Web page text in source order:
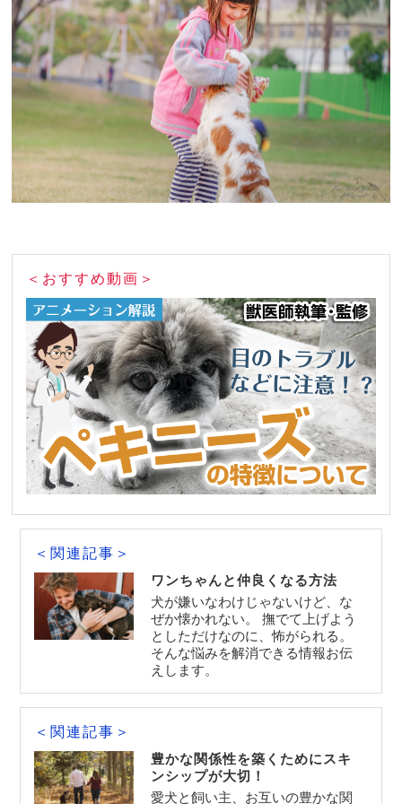
＜おすすめ動画＞
＜関連記事＞
ワンちゃんと仲良くなる方法
犬が嫌いなわけじゃないけど、な
ぜか懐かれない。 撫でて上げよう
としただけなのに、怖がられる。
そんな悩みを解消できる情報お伝
えします。
＜関連記事＞
豊かな関係性を築くためにスキ
ンシップが大切！
愛犬と飼い主、お互いの豊かな関